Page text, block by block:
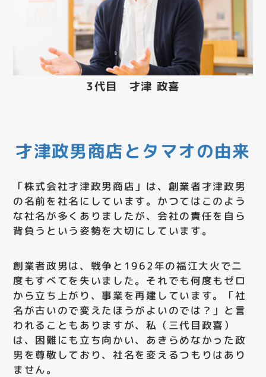
3代目 才津 政喜
才津政男商店とタマオの由来
「株式会社才津政男商店」は、創業者才津政男
の名前を社名にしています。かつてはこのよう
な社名が多くありましたが、会社の責任を自ら
背負うという姿勢を大切にしています。
創業者政男は、戦争と1962年の福江大火で二
度もすべてを失いました。それでも何度もゼロ
から立ち上がり、事業を再建しています。「社
名が古いので変えたほうがよいのでは？」と言
われることもありますが、私（三代目政喜）
は、困難にも立ち向かい、あきらめなかった政
男を尊敬しており、社名を変えるつもりはあり
ません。